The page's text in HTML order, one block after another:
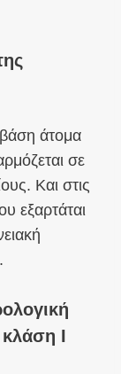
άτομα
σε
Και στις
εξαρτάται
I